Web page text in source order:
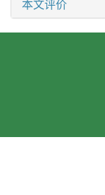
本文评价